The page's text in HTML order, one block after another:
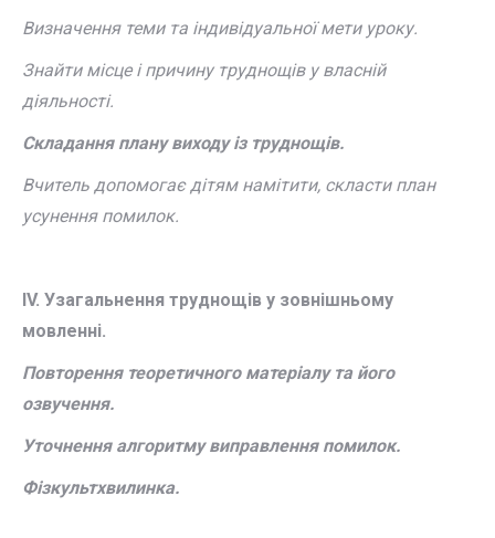
Визначення теми та індивідуальної мети уроку.
Знайти місце і причину труднощів у власній
діяльності.
Складання плану виходу із труднощів.
Вчитель допомогає дітям намітити, скласти план
усунення помилок.
ІV. Узагальнення труднощів у зовнішньому
мовленні.
Повторення теоретичного матеріалу та його
озвучення.
Уточнення алгоритму виправлення помилок.
Фізкультхвилинка.